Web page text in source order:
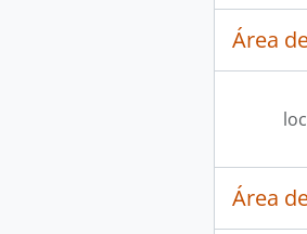
Área
Área